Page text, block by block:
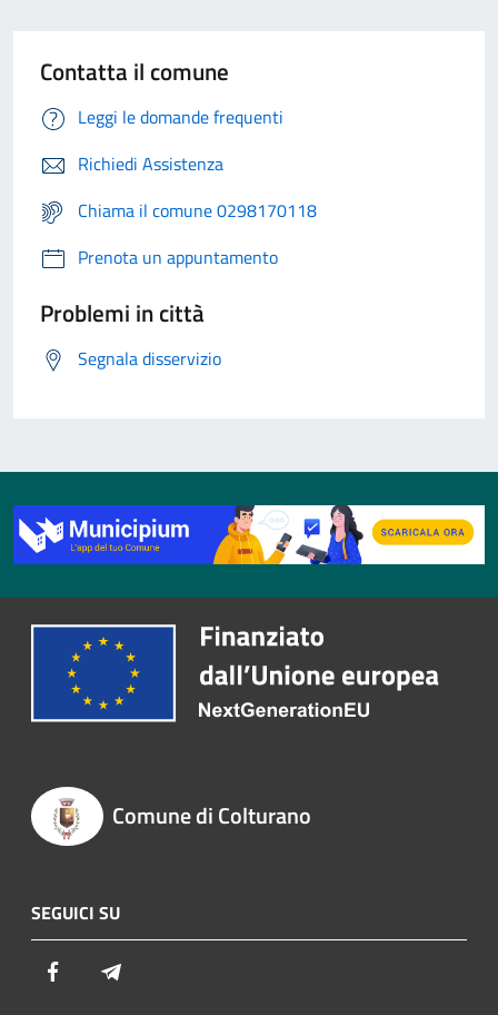
Contatta il comune
Leggi le domande frequenti
Richiedi Assistenza
Chiama il comune 0298170118
Prenota un appuntamento
Problemi in città
Segnala disservizio
Comune di Colturano
SEGUICI SU
Facebook